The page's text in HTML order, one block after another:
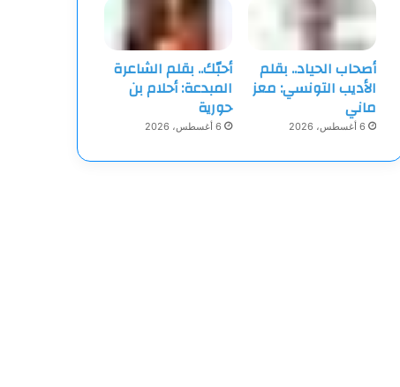
أصحاب الحياد.. بقلم
الأديب التونسي: معز
ماني
6 أغسطس، 2026
أحبّك.. بقلم الشاعرة
المبدعة: أحلام بن
حورية
6 أغسطس، 2026